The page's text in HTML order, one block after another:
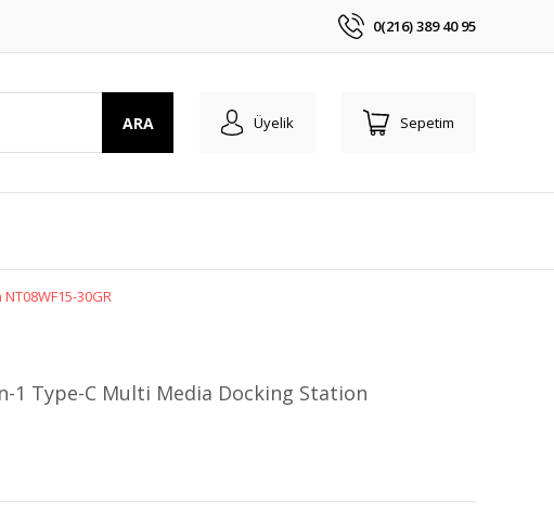
0(216) 389 40 95
ARA Üyelik Sepetim
30GR
1 Type-C Multi Media Docking Station